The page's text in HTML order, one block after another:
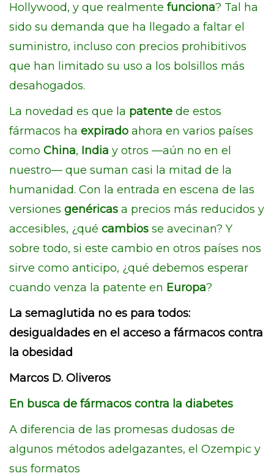
Hollywood, y que realmente funciona? Tal ha
sido su demanda que ha llegado a faltar el
suministro, incluso con precios prohibitivos
que han limitado su uso a los bolsillos más
desahogados.
La novedad es que la patente de estos
fármacos ha expirado ahora en varios países
como China, India y otros —aún no en el
nuestro— que suman casi la mitad de la
humanidad. Con la entrada en escena de las
versiones genéricas a precios más reducidos y
accesibles, ¿qué cambios se avecinan? Y
sobre todo, si este cambio en otros países nos
sirve como anticipo, ¿qué debemos esperar
cuando venza la patente en Europa?
La semaglutida no es para todos:
desigualdades en el acceso a fármacos contra
la obesidad
Marcos D. Oliveros
En busca de fármacos contra la diabetes
A diferencia de las promesas dudosas de
algunos métodos adelgazantes, el Ozempic y
sus formatos